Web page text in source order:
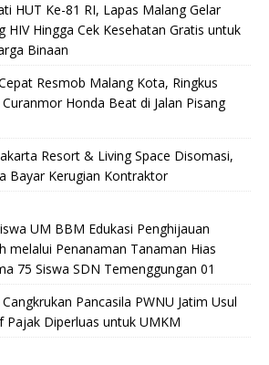
HUT Ke-81 RI, Lapas Malang Gelar
HIV Hingga Cek Kesehatan Gratis untuk
Binaan
Resmob Malang Kota, Ringkus
Curanmor Honda Beat di Jalan Pisang
Resort & Living Space Disomasi,
Bayar Kerugian Kontraktor
UM BBM Edukasi Penghijauan
melalui Penanaman Tanaman Hias
75 Siswa SDN Temenggungan 01
Pancasila PWNU Jatim Usul
Pajak Diperluas untuk UMKM